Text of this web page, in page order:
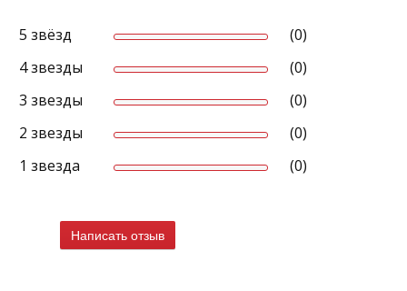
5 звёзд
(0)
4 звезды
(0)
3 звезды
(0)
2 звезды
(0)
1 звезда
(0)
Написать отзыв